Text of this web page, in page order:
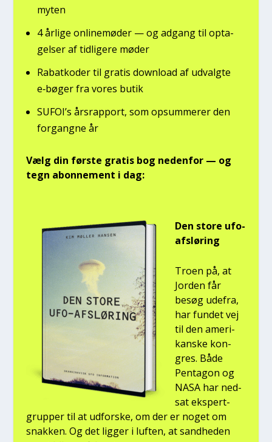
myten
4 årli­ge onli­ne­mø­der — og adgang til opta­
gel­ser af tid­li­ge­re møder
Rabat­ko­der til gra­tis down­lo­ad af udvalg­te
e‑bøger fra vores butik
SUFOI’s års­rap­port, som opsum­me­rer den
for­gang­ne år
Vælg din før­ste gra­tis bog neden­for — og
tegn abon­ne­ment i dag:
Den sto­re ufo-
afslø­ring
Tro­en på, at
Jor­den får
besøg ude­fra,
har fun­det vej
til den ame­ri­
kan­ske kon­
gres. Både
Pen­ta­gon og
NASA har ned­
sat eks­pert­
grup­per til at udfor­ske, om der er noget om
snak­ken. Og det lig­ger i luf­ten, at sand­he­den